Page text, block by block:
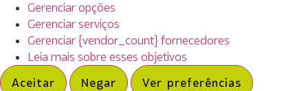
Gerenciar opções
Gerenciar serviços
Gerenciar {vendor_count} fornecedores
Leia mais sobre esses objetivos
Aceitar
Negar Ver preferências